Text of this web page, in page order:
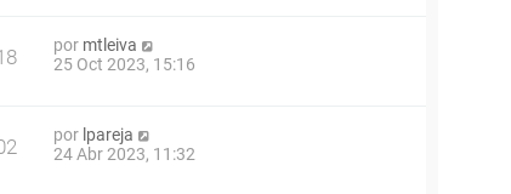
por mtleiva
25 Oct 2023, 15:16
por lpareja
24 Abr 2023, 11:32